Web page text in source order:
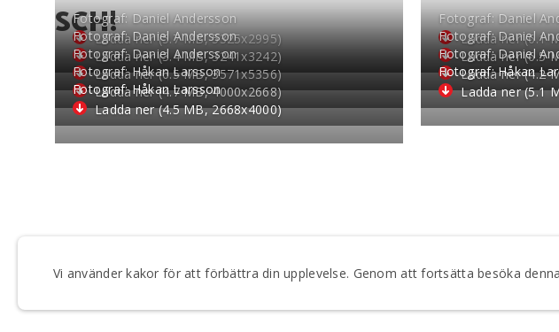
SCH!
Fotograf: Daniel Andersson
Ladda ner (5.7 MB, 5325x2995)
Fotograf: Daniel
Ladda ner (6.1
Fotograf: Daniel Andersson
Ladda ner (3.4 MB, 3241x3242)
Fotograf: Daniel
Ladda ner (6.5
Fotograf: Daniel Andersson
Ladda ner (6.5 MB, 3571x5356)
Fotograf: Daniel
Ladda ner (4.2
Fotograf: Håkan Larsson
Ladda ner (4.7 MB, 4000x2668)
Fotograf: Håkan
Ladda ner (5.1
Fotograf: Håkan Larsson
Ladda ner (4.5 MB, 2668x4000)
Vi använder kakor för att förbättra din upplevelse. Genom att fortsätta besöka